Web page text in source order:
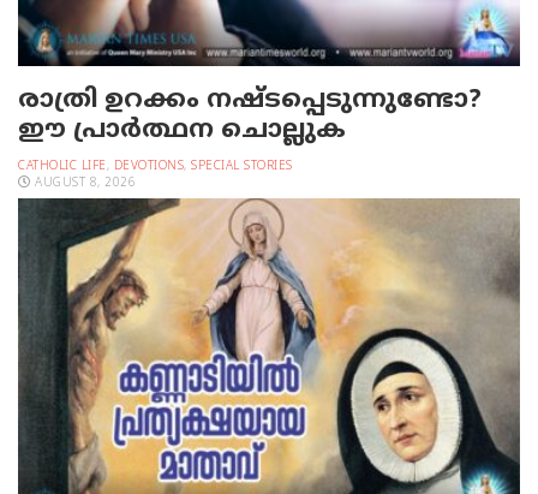
രാത്രി ഉറക്കം നഷ്ടപ്പെടുന്നുണ്ടോ?
ഈ പ്രാര്‍ത്ഥന ചൊല്ലുക
CATHOLIC LIFE, DEVOTIONS, SPECIAL STORIES
AUGUST 8, 2026